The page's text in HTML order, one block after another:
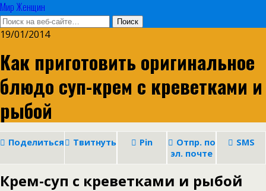
Мир Женщин
19/01/2014
Как приготовить оригинальное
блюдо суп-крем с креветками и
рыбой
Поделиться Твитнуть Pin
Отпр. по
эл. почте
SMS
Крем-суп с креветками и рыбой